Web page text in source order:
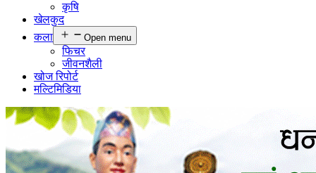
कृषि
खेलकुद
कला
Open menu
फिचर
जीवनशैली
खोज रिपोर्ट
मल्टिमिडिया